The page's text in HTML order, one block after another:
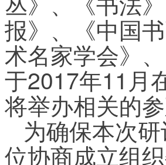
报》、《中国
术名家学会》
于2017年11月
将举办相关的
为确保本次
位协商成立组